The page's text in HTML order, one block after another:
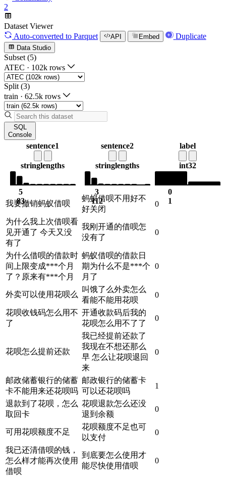
2
Dataset Viewer
Auto-converted to Parquet API Embed Duplicate
Data Studio
Subset (5)
ATEC · 102k rows
Split (3)
train · 62.5k rows
SQL
Console
sentence1
stringlengths
5
83
sentence2
stringlengths
3
112
label
int32
0
1
我要撤销蚂蚁借呗
蚂蚁借呗不用好不
好关闭
0
为什么我上次借呗看
见开通了 今天又没
有了
我刚开通的借呗怎
没有了
0
为什么借呗的借款时
间上限变成***个月
了？原来有***个月
蚂蚁借呗的借款日
期为什么不是***个
月了
0
外卖可以使用花呗么
叫饿了么外卖怎么
看能不能用花呗
0
花呗收钱码怎么用不
了
开通收款码后我的
花呗怎么用不了了
0
花呗怎么提前还款
我已经提前还款了
我现在不想还那么
早 怎么让花呗退回
来
0
邮政储蓄银行的储蓄
卡不能用来还花呗吗
邮政银行的储蓄卡
可以还花呗吗
1
退款到了花呗，怎么
取回卡
花呗退款怎么还没
退到余额
0
可用花呗额度不足
花呗额度不足也可
以支付
0
我已还清借呗的钱，
怎么样才能再次使用
借呗
到底要怎么使用才
能尽快使用借呗
0